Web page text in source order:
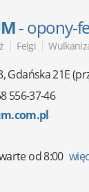
- opony-
| Felgi |
,Gdańska 21E
556-37-46
od 8:00